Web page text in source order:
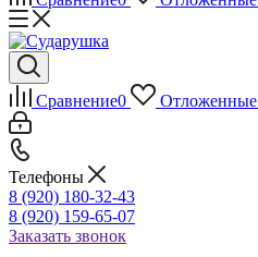
Сравнение0 Отложенные
Телефоны
8 (920) 180-32-43
8 (920) 159-65-07
Заказать звонок